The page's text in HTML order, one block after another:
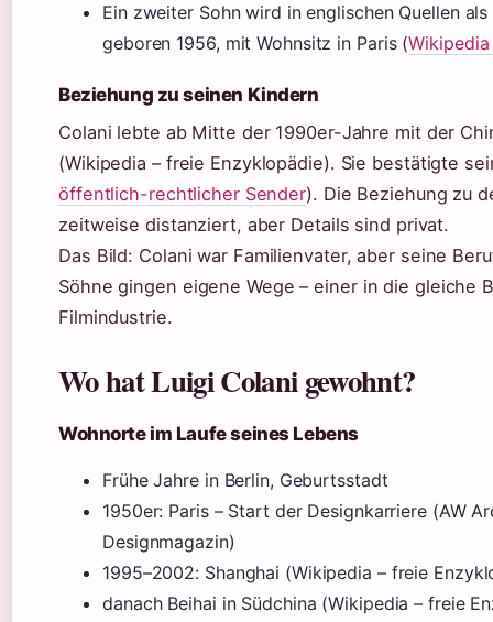
Ein zweiter Sohn wird in englischen Quellen
geboren 1956, mit Wohnsitz in Paris (
Beziehung zu seinen Kindern
Colani lebte ab Mitte der 1990er-Jahre mit der
(Wikipedia – freie Enzyklopädie). Sie bestätigte
öffentlich-rechtlicher Sender). Die Beziehung zu
zeitweise distanziert, aber Details sind privat.
Das Bild: Colani war Familienvater, aber seine
Söhne gingen eigene Wege – einer in die gleiche
Filmindustrie.
Wo hat Luigi Colani gewohnt?
Wohnorte im Laufe seines Lebens
Frühe Jahre in Berlin, Geburtsstadt
1950er: Paris – Start der Designkarriere (AW
Designmagazin)
1995–2002: Shanghai (Wikipedia – freie
danach Beihai in Südchina (Wikipedia – freie